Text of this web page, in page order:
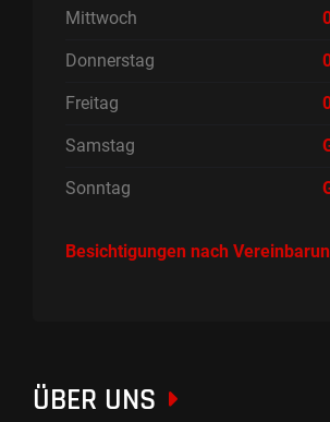
Mittwoch
Donnerstag
Freitag
Samstag
Sonntag
Besichtigungen nach
ÜBER UNS